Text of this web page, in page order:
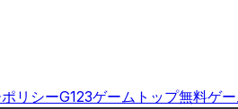
リシーG123ゲームトップ無料ゲ